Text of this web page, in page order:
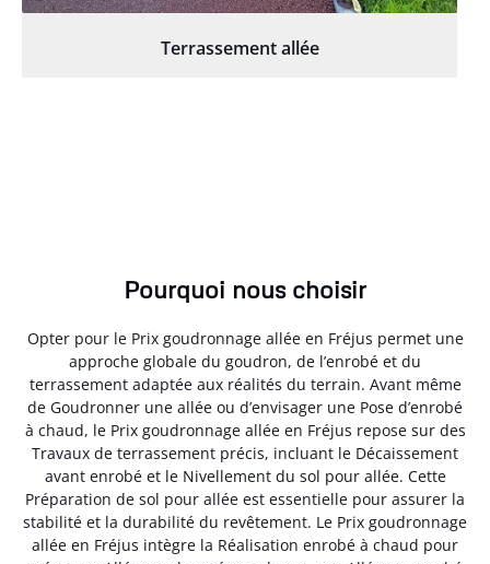
Terrassement allée
Pourquoi nous choisir
Opter pour le Prix goudronnage allée en Fréjus permet une
approche globale du goudron, de l’enrobé et du
terrassement adaptée aux réalités du terrain. Avant même
de Goudronner une allée ou d’envisager une Pose d’enrobé
à chaud, le Prix goudronnage allée en Fréjus repose sur des
Travaux de terrassement précis, incluant le Décaissement
avant enrobé et le Nivellement du sol pour allée. Cette
Préparation de sol pour allée est essentielle pour assurer la
stabilité et la durabilité du revêtement. Le Prix goudronnage
allée en Fréjus intègre la Réalisation enrobé à chaud pour